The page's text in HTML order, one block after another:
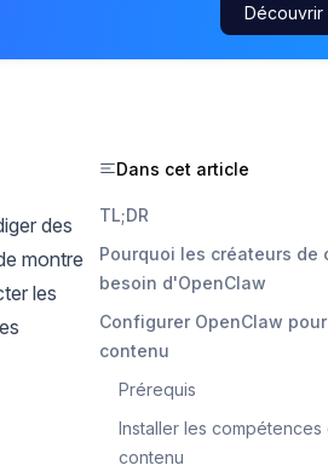
Découvrir
des
montre
les
Dans cet article
TL;DR
Pourquoi les créateurs de
besoin d'OpenClaw
Configurer OpenClaw
contenu
Prérequis
Installer les
contenu